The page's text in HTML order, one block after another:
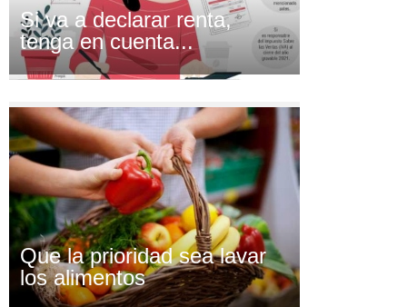
Si va a declarar renta,
tenga en cuenta...
Que la prioridad sea lavar
los alimentos